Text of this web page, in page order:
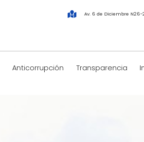
Av. 6 de Diciembre N26-
Anticorrupción Transparencia